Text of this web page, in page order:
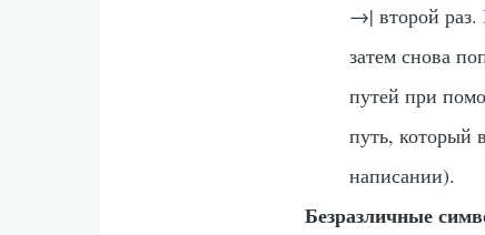
→| второй
затем снова
путей при
путь, который
написании).
Безразличные